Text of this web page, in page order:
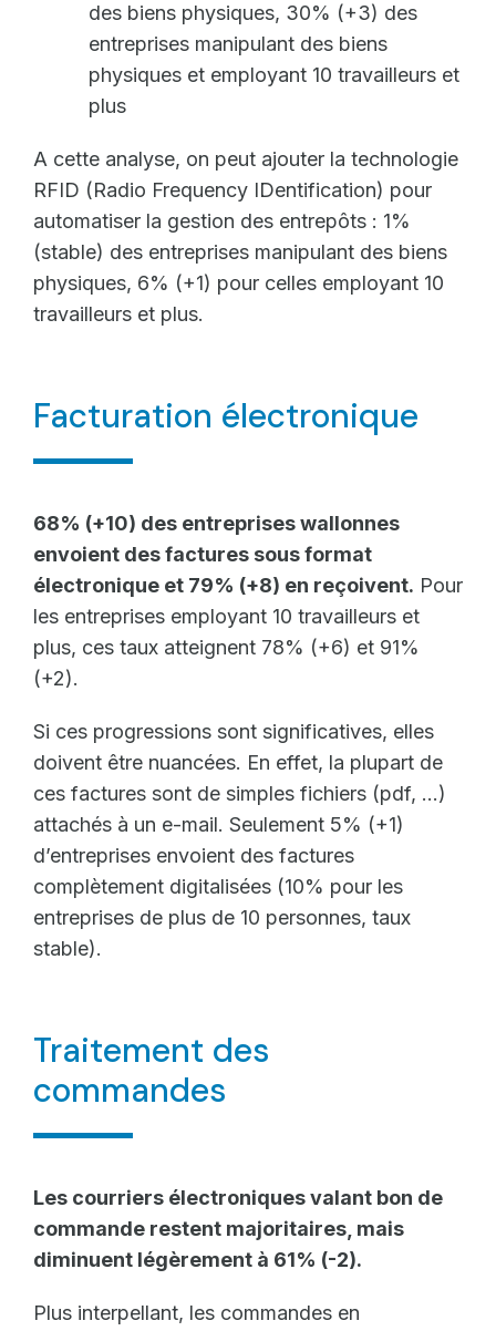
des biens physiques, 30% (+3) des
entreprises manipulant des biens
physiques et employant 10 travailleurs et
plus
A cette analyse, on peut ajouter la technologie
RFID (Radio Frequency IDentification) pour
automatiser la gestion des entrepôts : 1%
(stable) des entreprises manipulant des biens
physiques, 6% (+1) pour celles employant 10
travailleurs et plus.
Facturation électronique
68% (+10) des entreprises wallonnes
envoient des factures sous format
électronique et 79% (+8) en reçoivent. Pour
les entreprises employant 10 travailleurs et
plus, ces taux atteignent 78% (+6) et 91%
(+2).
Si ces progressions sont significatives, elles
doivent être nuancées. En effet, la plupart de
ces factures sont de simples fichiers (pdf, …)
attachés à un e-mail. Seulement 5% (+1)
d’entreprises envoient des factures
complètement digitalisées (10% pour les
entreprises de plus de 10 personnes, taux
stable).
Traitement des
commandes
Les courriers électroniques valant bon de
commande restent majoritaires, mais
diminuent légèrement à 61% (-2).
Plus interpellant, les commandes en